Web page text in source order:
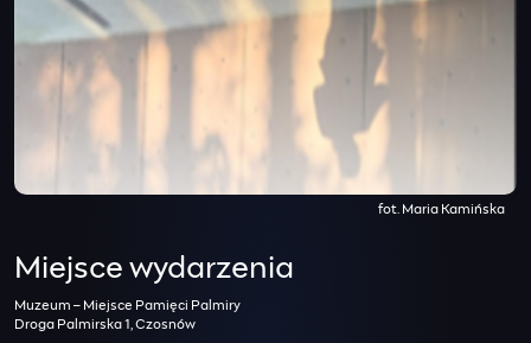
fot. Maria Kamińska
Miejsce wydarzenia
Muzeum – Miejsce Pamięci Palmiry
Droga Palmirska 1, Czosnów